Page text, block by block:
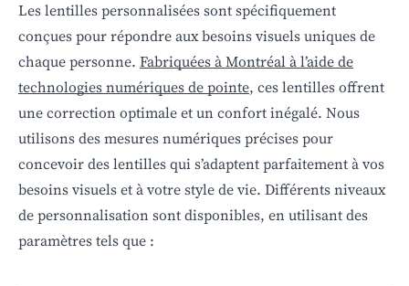
Les lentilles personnalisées sont spécifiquement
conçues pour répondre aux besoins visuels uniques de
chaque personne. Fabriquées à Montréal à l’aide de
technologies numériques de pointe, ces lentilles offrent
une correction optimale et un confort inégalé. Nous
utilisons des mesures numériques précises pour
concevoir des lentilles qui s’adaptent parfaitement à vos
besoins visuels et à votre style de vie. Différents niveaux
de personnalisation sont disponibles, en utilisant des
paramètres tels que :